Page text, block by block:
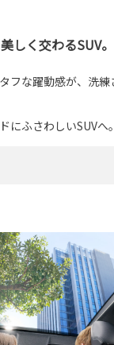
しく交わるSUV。
フな躍動感が、洗
にふさわしいSUVへ。